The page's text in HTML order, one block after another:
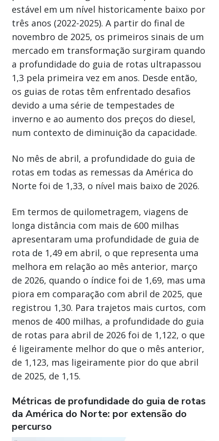
estável em um nível historicamente baixo por
três anos (2022-2025). A partir do final de
novembro de 2025, os primeiros sinais de um
mercado em transformação surgiram quando
a profundidade do guia de rotas ultrapassou
1,3 pela primeira vez em anos. Desde então,
os guias de rotas têm enfrentado desafios
devido a uma série de tempestades de
inverno e ao aumento dos preços do diesel,
num contexto de diminuição da capacidade.
No mês de abril, a profundidade do guia de
rotas em todas as remessas da América do
Norte foi de 1,33, o nível mais baixo de 2026.
Em termos de quilometragem, viagens de
longa distância com mais de 600 milhas
apresentaram uma profundidade de guia de
rota de 1,49 em abril, o que representa uma
melhora em relação ao mês anterior, março
de 2026, quando o índice foi de 1,69, mas uma
piora em comparação com abril de 2025, que
registrou 1,30. Para trajetos mais curtos, com
menos de 400 milhas, a profundidade do guia
de rotas para abril de 2026 foi de 1,122, o que
é ligeiramente melhor do que o mês anterior,
de 1,123, mas ligeiramente pior do que abril
de 2025, de 1,15.
Métricas de profundidade do guia de rotas
da América do Norte: por extensão do
percurso